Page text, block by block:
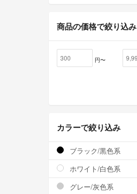
商品の価格で絞り込み
円〜
カラーで絞り込み
ブラック/黒色系
ホワイト/白色系
グレー/灰色系